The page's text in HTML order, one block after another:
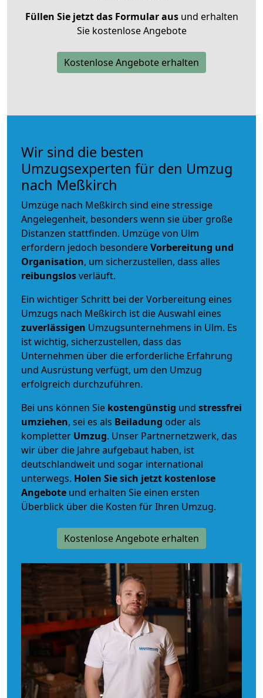
Füllen Sie jetzt das Formular ausund erhalten
Sie kostenlose Angebote
Kostenlose Angebote erhalten
Wir sind die besten
Umzugsexperten für den Umzug
nach Meßkirch
Umzüge nach Meßkirch sind eine stressige
Angelegenheit, besonders wenn sie über große
Distanzen stattfinden. Umzüge von Ulm
erfordern jedoch besondereVorbereitung und
Organisation, um sicherzustellen, dass alles
reibungslosverläuft.
Ein wichtiger Schritt bei der Vorbereitung eines
Umzugs nach Meßkirch ist die Auswahl eines
zuverlässigen Umzugsunternehmens in Ulm. Es
ist wichtig, sicherzustellen, dass das
Unternehmen über die erforderliche Erfahrung
und Ausrüstung verfügt, um den Umzug
erfolgreich durchzuführen.
Bei uns können Sie kostengünstig und stressfrei
umziehen, sei es als Beiladung oder als
kompletter Umzug. Unser Partnernetzwerk, das
wir über die Jahre aufgebaut haben, ist
deutschlandweit und sogar international
unterwegs. Holen Sie sich jetzt kostenlose
Angebote und erhalten Sie einen ersten
Überblick über die Kosten für Ihren Umzug.
Kostenlose Angebote erhalten